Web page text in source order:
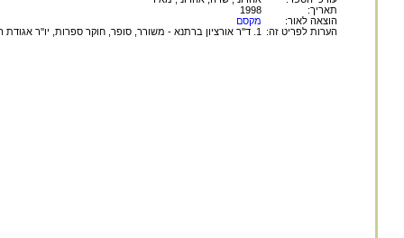
תאריך:
1998
הוצאה לאור:
מקסם
הערות לפריט זה:
1. ד''ר אורציון ברתנא - משורר, סופר, חוקר ספרות, יו''ר אגודת הסופרים בישראל.